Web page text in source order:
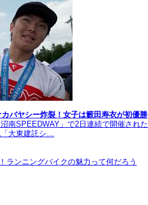
バヤシー炸裂！女子は籔田寿衣が初優勝
南SPEEDWAY」で2日連続で開催された
「大東建託シ…
ランニングバイクの魅力って何だろう